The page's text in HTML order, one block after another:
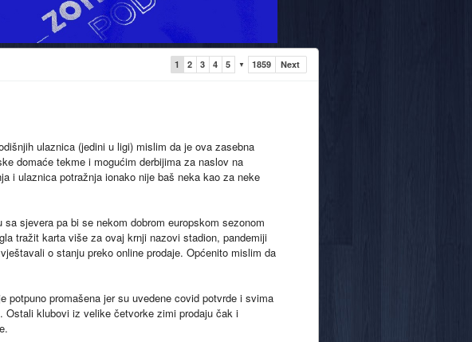
1 2 3 4 5 ▼ 1859 Next
ulaznica (jedini u ligi) mislim da je ova zasebna
domaće tekme i mogućim derbijima za naslov na
i ulaznica potražnja ionako nije baš neka kao za neke
sjevera pa bi se nekom dobrom europskom sezonom
tražit karta više za ovaj krnji nazovi stadion, pandemiji
o stanju preko online prodaje. Općenito mislim da
potpuno promašena jer su uvedene covid potvrde i svima
klubovi iz velike četvorke zimi prodaju čak i